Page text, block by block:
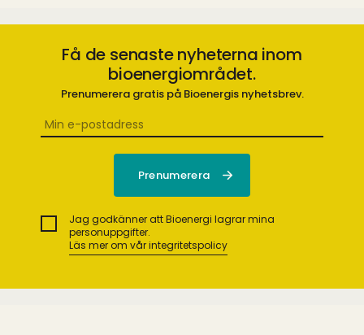
Få de senaste nyheterna inom
bioenergiområdet.
Prenumerera gratis på Bioenergis nyhetsbrev.
Jag godkänner att Bioenergi lagrar mina
personuppgifter.
Läs mer om vår integritetspolicy